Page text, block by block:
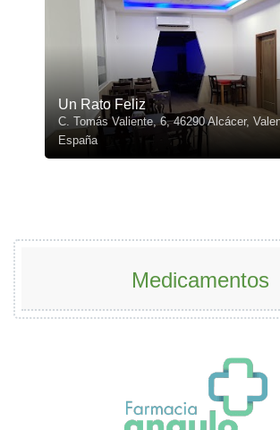
Un Rato Feliz
C. Tomás Valiente, 6, 46290 Alcácer,
España
Medicamentos